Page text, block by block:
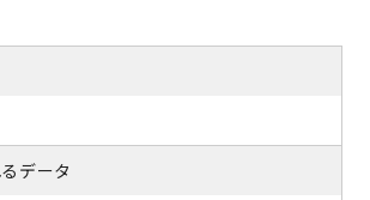
データ